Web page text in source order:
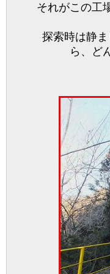
それがこの工
探索時は静
ら、ど